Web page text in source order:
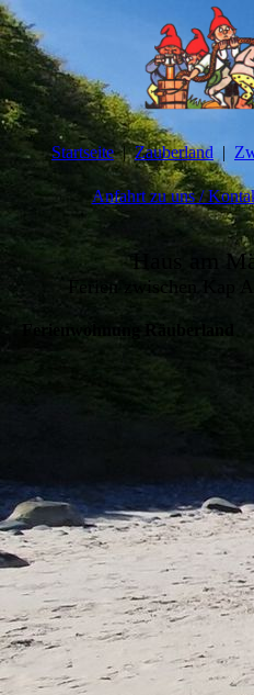
Startseite Zauberland
Anfahrt zu uns /
Haus am
Ferien zwischen Kap
Ferienwohnung Räuberland